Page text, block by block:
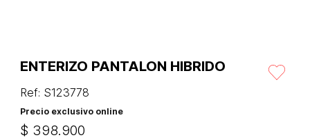
ENTERIZO PANTALON HIBRIDO
Ref: S123778
Precio exclusivo online
$ 398.900